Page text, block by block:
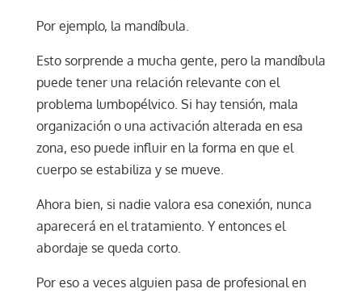
Por ejemplo, la mandíbula.
Esto sorprende a mucha gente, pero la mandíbula
puede tener una relación relevante con el
problema lumbopélvico. Si hay tensión, mala
organización o una activación alterada en esa
zona, eso puede influir en la forma en que el
cuerpo se estabiliza y se mueve.
Ahora bien, si nadie valora esa conexión, nunca
aparecerá en el tratamiento. Y entonces el
abordaje se queda corto.
Por eso a veces alguien pasa de profesional en